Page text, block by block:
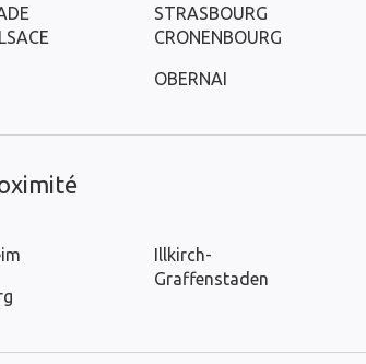
STRASBOURG
CRONENBOURG
OBERNAI
Illkirch-
Graffenstaden